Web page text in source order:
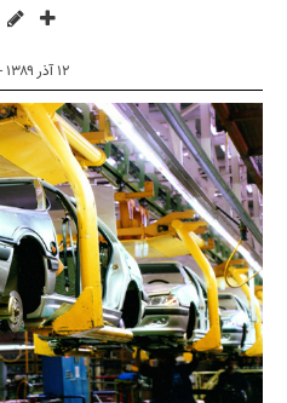
۱۲ آذر ۱۳۸۹ - ۱۲:۳۱